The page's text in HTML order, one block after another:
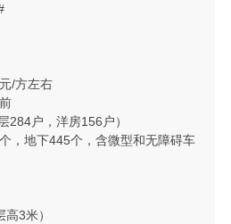
/方左右
284户，洋房156户）
，地下445个，含微型和无障碍车
3米）